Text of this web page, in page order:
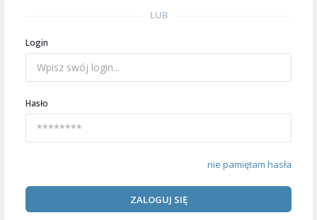
LUB
Login
Hasło
nie pamiętam hasła
ZALOGUJ SIĘ